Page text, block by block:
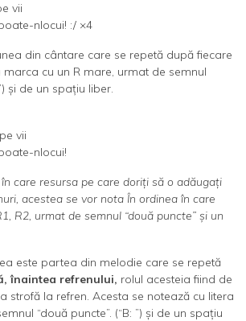
vii
nlocui! :/ ×4
din cântare care se repetă după fiecare
marca cu un R mare, urmat de semnul
şi de un spaţiu liber.
vii
nlocui!
care resursa pe care doriţi să o adăugaţi
acestea se vor nota În ordinea în care
R2, urmat de semnul “două puncte” şi un
este partea din melodie care se repetă
înaintea refrenului, rolul acesteia fiind de
strofă la refren. Acesta se notează cu litera
“două puncte”. (“B: ”) şi de un spaţiu